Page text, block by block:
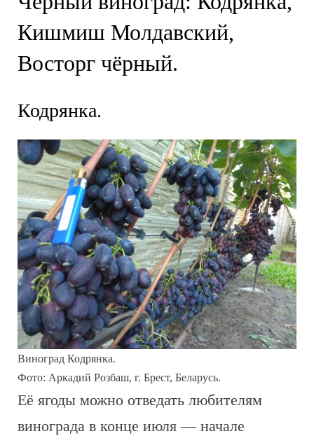
Кишмиш Молдавский,
Восторг чёрный.
Кодрянка.
Виноград Кодрянка.
Фото: Аркадий Розбаш, г. Брест, Беларусь.
Её ягоды можно отведать любителям
винограда в конце июля — начале